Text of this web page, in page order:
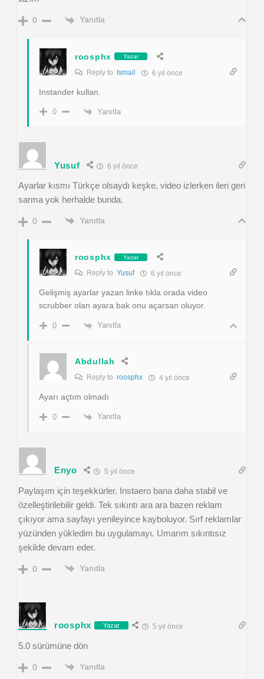
0 Yanıtla
roosphx Yazar
Reply to Ismail 6 yıl önce
Instander kullan.
0 Yanıtla
Yusuf 6 yıl önce
Ayarlar kısmı Türkçe olsaydı keşke, video izlerken ileri geri
sarma yok herhalde bunda.
0 Yanıtla
roosphx Yazar
Reply to Yusuf 6 yıl önce
Gelişmiş ayarlar yazan linke tıkla orada video
scrubber olan ayara bak onu açarsan oluyor.
0 Yanıtla
Abdullah
Reply to roosphx 4 yıl önce
Ayarı açtım olmadı
0 Yanıtla
Enyo 5 yıl önce
Paylaşım için teşekkürler. Instaero bana daha stabil ve
özelleştirilebilir geldi. Tek sıkıntı ara ara bazen reklam
çıkıyor ama sayfayı yenileyince kayboluyor. Sırf reklamlar
yüzünden yükledim bu uygulamayı. Umarım sıkıntısız
şekilde devam eder.
0 Yanıtla
roosphx Yazar 5 yıl önce
5.0 sürümüne dön
0 Yanıtla